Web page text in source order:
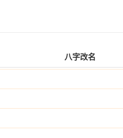
八字改名